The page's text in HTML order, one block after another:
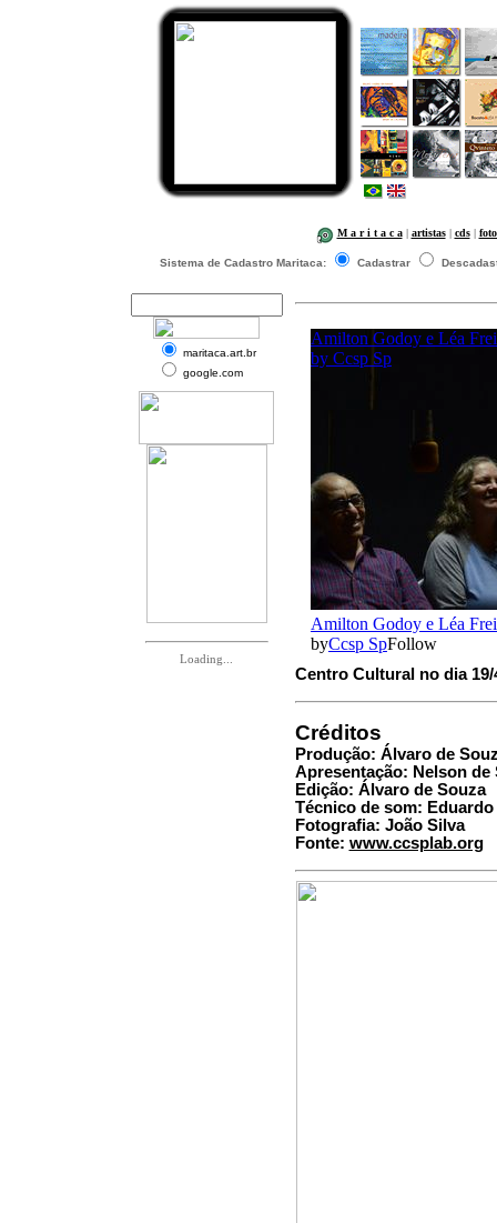
M a r i t a c a| artistas| cds|
Sistema de Cadastro Maritaca: Cadastrar
maritaca.art.br
google.com
Loading...
Centro Cultural no dia 19/
Créditos
Produção: Álvaro de
Apresentação: Nelson de
Edição: Álvaro de Souza
Técnico de som: Eduardo
Fotografia: João Silva
Fonte: www.ccsplab.org